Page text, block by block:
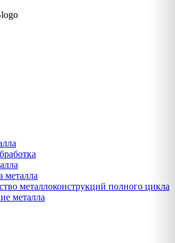
металла
металлоконструкций полного цикла
металла